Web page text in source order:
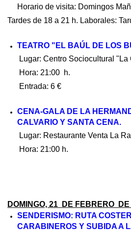
Horario de visita: Domingos
Tardes de 18 a 21 h. Laborales:
TEATRO "EL BAÚL DE LOS
Lugar: Centro Sociocultural "La
Hora: 21:00 h.
Entrada: 6 €
CENA-GALA DE LA
CALVARIO Y SANTA CENA.
Lugar: Restaurante Venta La
Hora: 21:00 h.
DOMINGO, 21 DE FEBRERO DE
SENDERISMO: RUTA
CARABINEROS Y SUBIDA A